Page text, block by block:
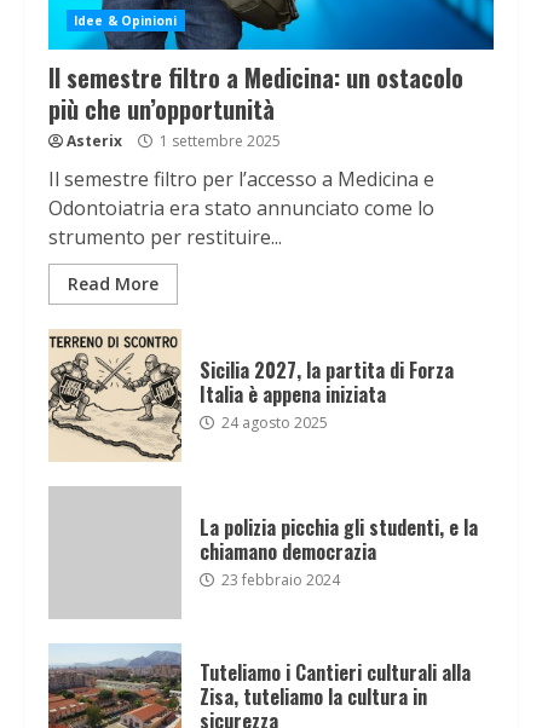
Idee & Opinioni
Il semestre filtro a Medicina: un ostacolo
più che un’opportunità
Asterix 1 settembre 2025
Il semestre filtro per l’accesso a Medicina e
Odontoiatria era stato annunciato come lo
strumento per restituire...
Read More
Sicilia 2027, la partita di Forza
Italia è appena iniziata
24 agosto 2025
La polizia picchia gli studenti, e la
chiamano democrazia
23 febbraio 2024
Tuteliamo i Cantieri culturali alla
Zisa, tuteliamo la cultura in
sicurezza